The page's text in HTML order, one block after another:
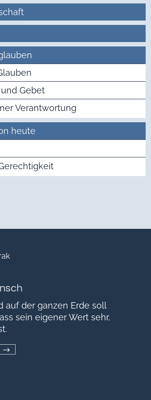
Gebet
Verantwortung
heute
auf der ganzen Erde soll
sein eigener Wert sehr,